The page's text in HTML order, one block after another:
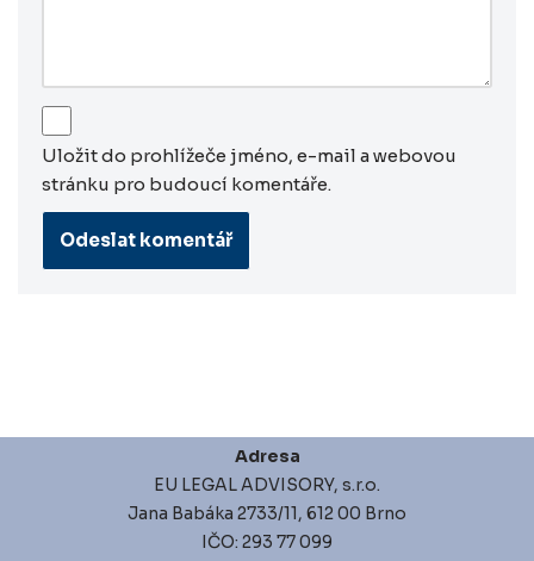
Uložit do prohlížeče jméno, e-mail a webovou
stránku pro budoucí komentáře.
Adresa
EU LEGAL ADVISORY, s.r.o.
Jana Babáka 2733/11, 612 00 Brno
IČO: 293 77 099